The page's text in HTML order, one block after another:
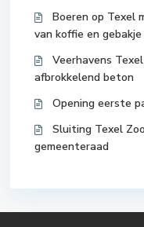
Boeren op Texel
van koffie en gebakje
Veerhavens
afbrokkelend beton
Opening eerste
Sluiting Texel
gemeenteraad